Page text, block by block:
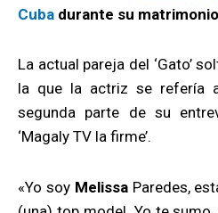
Cuba durante su
La actual pareja del ‘Gato’
la que la actriz se refería
segunda parte de su
‘Magaly TV la firme’.
«Yo soy MelissaParedes,